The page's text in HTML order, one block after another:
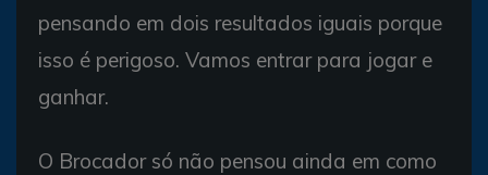
pensando em dois resultados iguais porque
isso é perigoso. Vamos entrar para jogar e
ganhar.
O Brocador só não pensou ainda em como